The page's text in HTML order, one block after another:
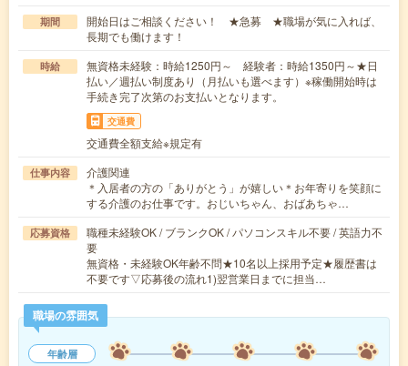
期間
開始日はご相談ください！ ★急募 ★職場が気に入れば、
長期でも働けます！
時給
無資格未経験：時給1250円～ 経験者：時給1350円～★日
払い／週払い制度あり（月払いも選べます）※稼働開始時は
手続き完了次第のお支払いとなります。
交通費
交通費全額支給※規定有
仕事内容
介護関連
＊入居者の方の「ありがとう」が嬉しい＊お年寄りを笑顔に
する介護のお仕事です。おじいちゃん、おばあちゃ…
応募資格
職種未経験OK / ブランクOK / パソコンスキル不要 / 英語力不
要
無資格・未経験OK年齢不問★10名以上採用予定★履歴書は
不要です▽応募後の流れ1)翌営業日までに担当…
職場の雰囲気
年齢層